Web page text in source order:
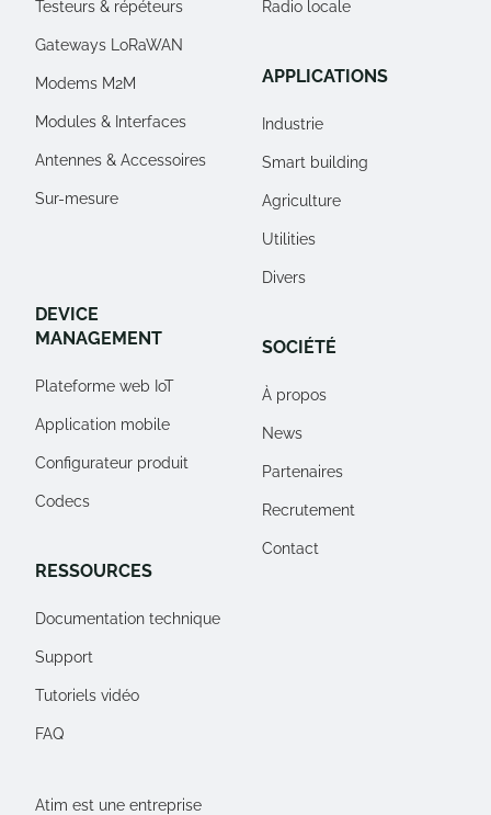
Atim est une entreprise
Testeurs & répéteurs
Gateways LoRaWAN
Modems M2M
Modules & Interfaces
Antennes & Accessoires
Sur-mesure
DEVICE
MANAGEMENT
Plateforme web IoT
Application mobile
Configurateur produit
Codecs
RESSOURCES
Documentation technique
Support
Tutoriels vidéo
FAQ
Radio locale
APPLICATIONS
Industrie
Smart building
Agriculture
Utilities
Divers
SOCIÉTÉ
À propos
News
Partenaires
Recrutement
Contact